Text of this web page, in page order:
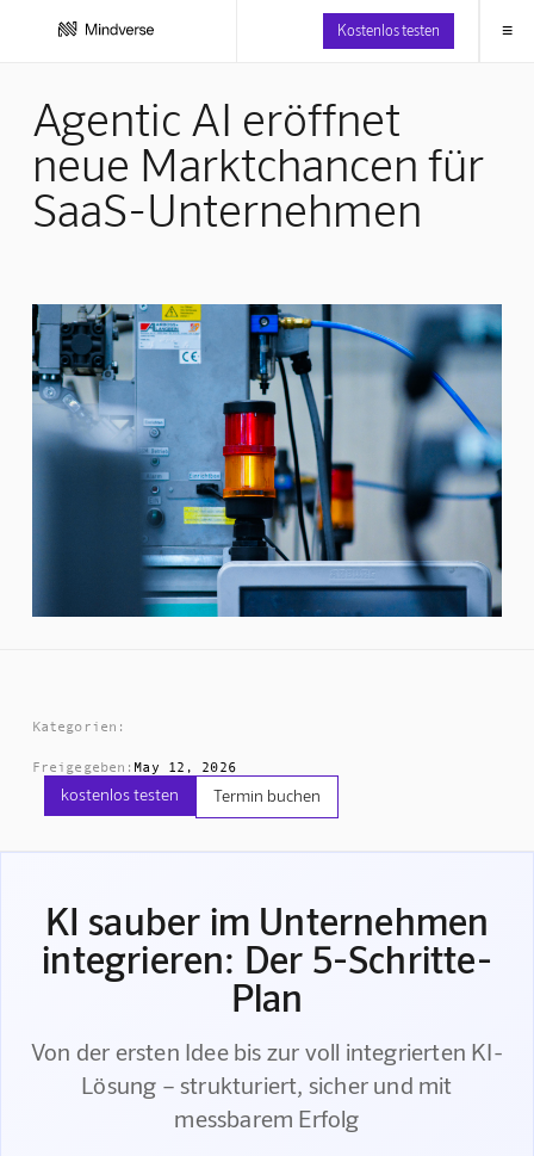
Kostenlos testen ≡
Agentic AI eröffnet
neue Marktchancen für
SaaS-Unternehmen
Kategorien:
Freigegeben: May 12, 2026
kostenlos testen Termin buchen
KI sauber im Unternehmen
integrieren: Der 5-Schritte-
Plan
Von der ersten Idee bis zur voll integrierten KI-
Lösung – strukturiert, sicher und mit
messbarem Erfolg